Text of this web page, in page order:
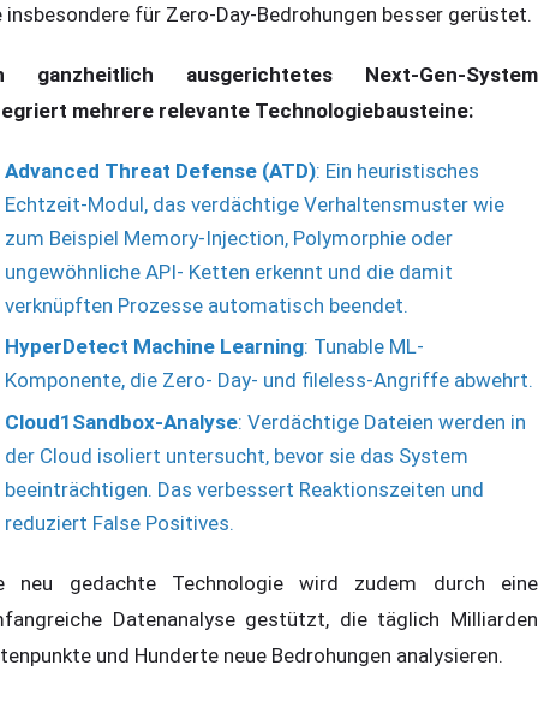
insbesondere für Zero-Day-Bedrohungen besser gerüstet.
ganzheitlich ausgerichtetes Next-Gen-System
mehrere relevante Technologiebausteine:
Advanced Threat Defense (ATD): Ein heuristisches
Echtzeit-Modul, das verdächtige Verhaltensmuster wie
zum Beispiel Memory-Injection, Polymorphie oder
ungewöhnliche API- Ketten erkennt und die damit
verknüpften Prozesse automatisch beendet.
HyperDetect Machine Learning: Tunable ML-
Komponente, die Zero- Day- und fileless-Angriffe abwehrt.
Cloud1Sandbox-Analyse: Verdächtige Dateien werden in
der Cloud isoliert untersucht, bevor sie das System
beeinträchtigen. Das verbessert Reaktionszeiten und
reduziert False Positives.
neu gedachte Technologie wird zudem durch eine
Datenanalyse gestützt, die täglich Milliarden
und Hunderte neue Bedrohungen analysieren.